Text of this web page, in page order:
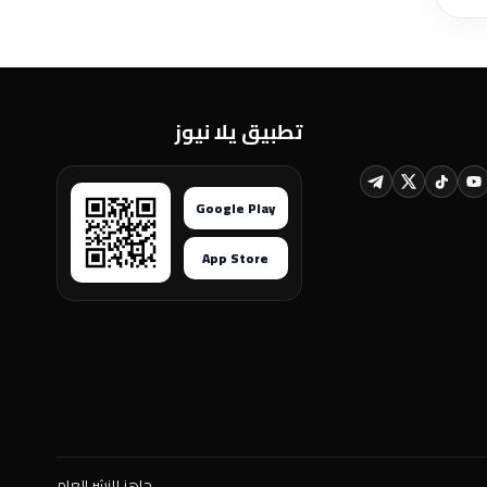
تطبيق يلا نيوز
Google Play
App Store